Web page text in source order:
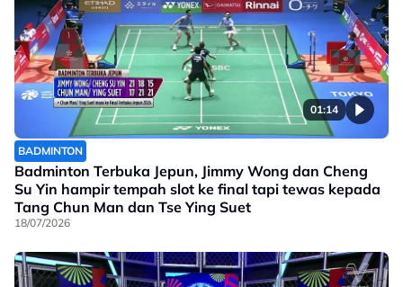
01:14
BADMINTON
Badminton Terbuka Jepun, Jimmy Wong dan Cheng
Su Yin hampir tempah slot ke final tapi tewas kepada
Tang Chun Man dan Tse Ying Suet
18/07/2026